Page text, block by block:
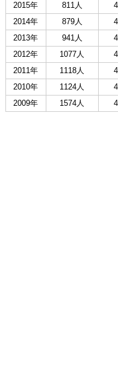
2015年
811人
2014年
879人
2013年
941人
2012年
1077人
2011年
1118人
2010年
1124人
2009年
1574人